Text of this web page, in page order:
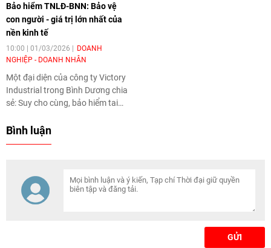
Bảo hiểm TNLĐ-BNN: Bảo vệ
con người - giá trị lớn nhất của
nền kinh tế
10:00 | 01/03/2026
DOANH
NGHIỆP - DOANH NHÂN
Một đại diện của công ty Victory
Industrial trong Bình Dương chia
sẻ: Suy cho cùng, bảo hiểm tai
(TNLĐ – BNN) không chỉ là
Bình luận
GỬI